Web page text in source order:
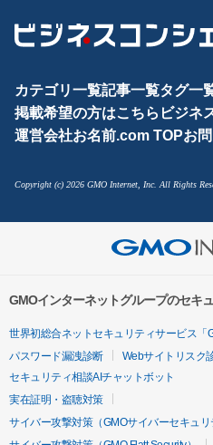
カテゴリ一覧記事一覧タグ一
掲載希望の方はこちら ビジネ
運営会社お名前.com TOPお
Copyright (c) 2026 GMO Internet, Inc. All Rights
GMOインターネットグループのセキ
世界初総合ネットセキュリティサービス「
パスワード漏洩診断
Webサイトリスク
セキュリティ相談AIチャットボット
実在証明・盗聴対策
サイバー攻撃対策（GMOサイバーセキュリ